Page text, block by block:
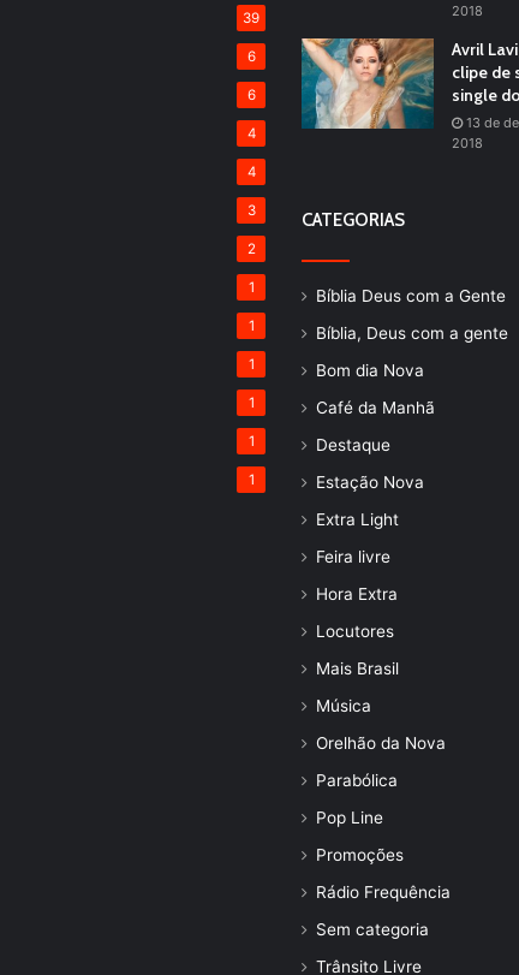
39
6
6
4
4
3
2
1
1
1
1
1
1
2018
Avril
clipe de
single
13 de
2018
CATEGORIAS
Bíblia Deus com a Gente
Bíblia, Deus com a gente
Bom dia Nova
Café da Manhã
Destaque
Estação Nova
Extra Light
Feira livre
Hora Extra
Locutores
Mais Brasil
Música
Orelhão da Nova
Parabólica
Pop Line
Promoções
Rádio Frequência
Sem categoria
Trânsito Livre